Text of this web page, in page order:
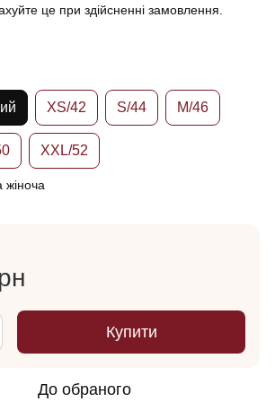
це при здійсненні замовлення.
XS/42 S/44 M/46
XXL/52
жіноча
Купити
До обраного